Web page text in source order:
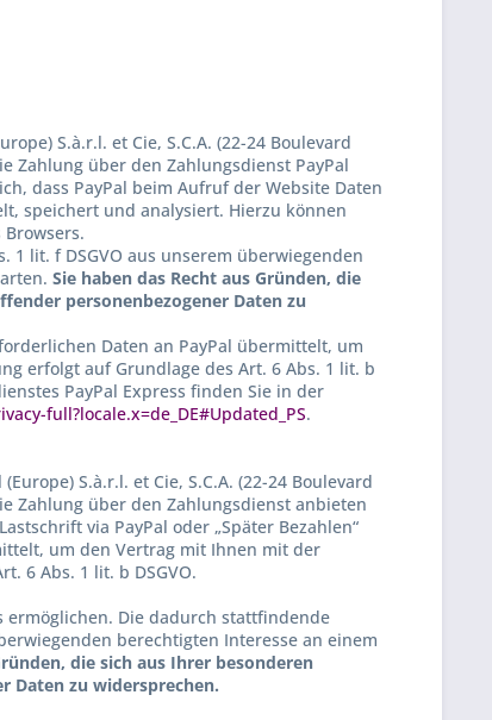
S.à.r.l. et Cie, S.C.A. (22-24 Boulevard
Zahlung über den Zahlungsdienst PayPal
dass PayPal beim Aufruf der Website Daten
speichert und analysiert. Hierzu können
1 lit. f DSGVO aus unserem überwiegenden
Sie haben das Recht aus Gründen, die
personenbezogener Daten zu
Daten an PayPal übermittelt, um
erfolgt auf Grundlage des Art. 6 Abs. 1 lit. b
PayPal Express finden Sie in der
full?locale.x=de_DE#Updated_PS.
S.à.r.l. et Cie, S.C.A. (22-24 Boulevard
Zahlung über den Zahlungsdienst anbieten
via PayPal oder „Später Bezahlen“
um den Vertrag mit Ihnen mit der
6 Abs. 1 lit. b DSGVO.
ermöglichen. Die dadurch stattfindende
berechtigten Interesse an einem
die sich aus Ihrer besonderen
Daten zu widersprechen.